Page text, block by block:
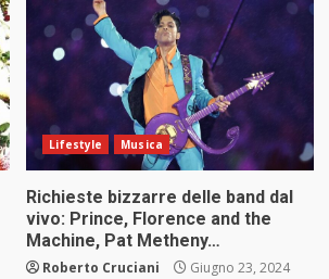
Lifestyle Musica
Richieste bizzarre delle band dal
vivo: Prince, Florence and the
Machine, Pat Metheny…
Roberto Cruciani Giugno 23, 2024